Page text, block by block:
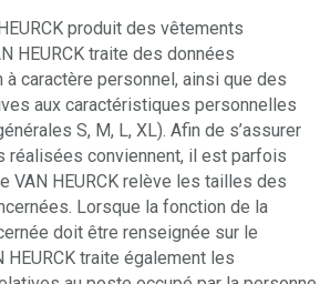
produit des vêtements
HEURCK traite des données
à caractère personnel, ainsi que des
aux caractéristiques personnelles
S, M, L, XL). Afin de s’assurer
réalisées conviennent, il est parfois
VAN HEURCK relève les tailles des
Lorsque la fonction de la
doit être renseignée sur le
HEURCK traite également les